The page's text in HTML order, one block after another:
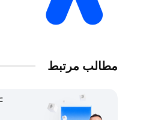
مطالب مرتبط